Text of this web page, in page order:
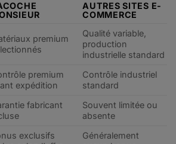
AUTRES SITES E-
COMMERCE
premium
Qualité variable,
production
industrielle standard
premium
expédition
Contrôle industriel
standard
fabricant
Souvent limitée ou
absente
exclusifs
Généralement